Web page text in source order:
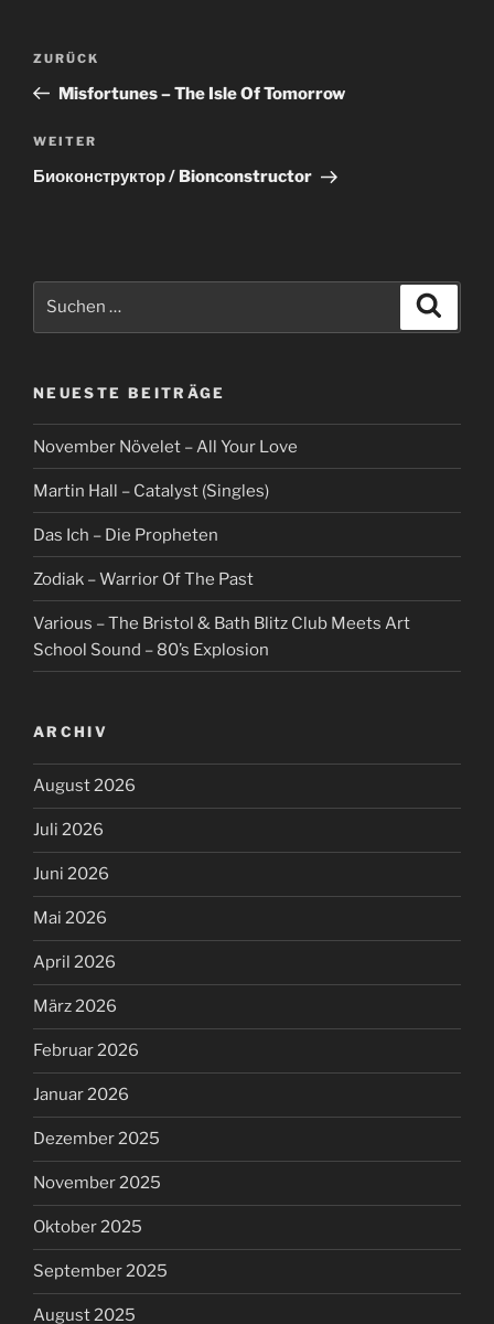
Beitragsnavigation
Vorheriger
Beitrag
ZURÜCK
Misfortunes – The Isle Of Tomorrow
Nächster
Beitrag
WEITER
Биоконструктор / Bionconstructor
NEUESTE BEITRÄGE
November Növelet – All Your Love
Martin Hall – Catalyst (Singles)
Das Ich – Die Propheten
Zodiak – Warrior Of The Past
Various – The Bristol & Bath Blitz Club Meets Art
School Sound – 80’s Explosion
ARCHIV
August 2026
Juli 2026
Juni 2026
Mai 2026
April 2026
März 2026
Februar 2026
Januar 2026
Dezember 2025
November 2025
Oktober 2025
September 2025
August 2025